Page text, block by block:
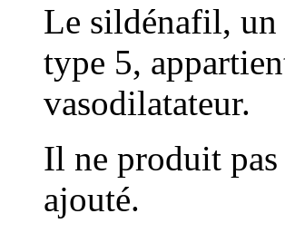
Le sildénafil, un
type 5,
vasodilatateur.
Il ne produit
ajouté.